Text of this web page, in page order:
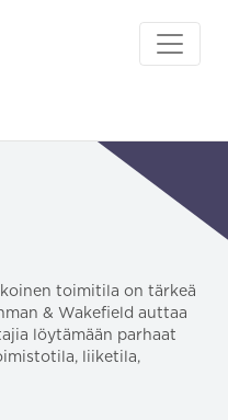
toimitila on tärkeä
& Wakefield auttaa
löytämään parhaat
liiketila,